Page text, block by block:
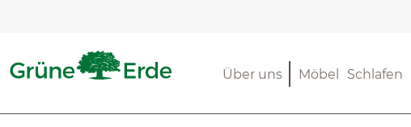
Möbel Schlafen
Über uns